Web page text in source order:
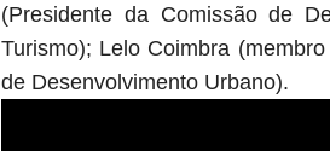
(Presidente da Comissão de
Turismo); Lelo Coimbra
de Desenvolvimento Urbano).